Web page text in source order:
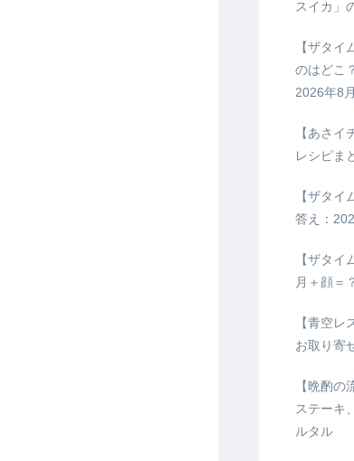
スイカ」
【ザタ
のはどこ
2026年8
【あさ
レシピま
【ザタ
答え：
【ザタ
月＋顔＝
【青空
お取り寄
【晩酌
ステーキ
ルタル